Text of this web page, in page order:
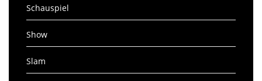
Schauspiel
Show
Slam